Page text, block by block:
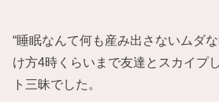
“睡眠なんて何も産み出さないムダ
け方4時くらいまで友達とスカイプ
ト三昧でした。